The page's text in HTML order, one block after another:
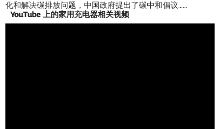
化和解决碳排放问题，中国政府提出了碳中和倡议……
YouTube 上的家用充电器相关视频